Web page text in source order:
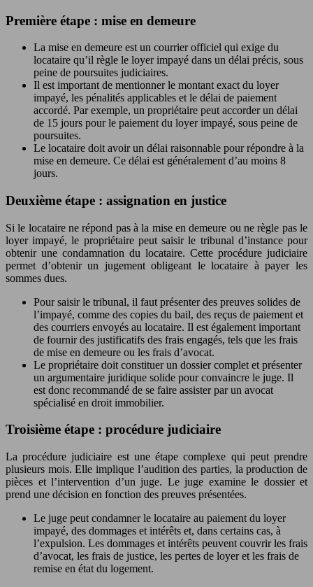
Première étape : mise en demeure
La mise en demeure est un courrier officiel qui exige du
locataire qu’il règle le loyer impayé dans un délai précis, sous
peine de poursuites judiciaires.
Il est important de mentionner le montant exact du loyer
impayé, les pénalités applicables et le délai de paiement
accordé. Par exemple, un propriétaire peut accorder un délai
de 15 jours pour le paiement du loyer impayé, sous peine de
poursuites.
Le locataire doit avoir un délai raisonnable pour répondre à la
mise en demeure. Ce délai est généralement d’au moins 8
jours.
Deuxième étape : assignation en justice
Si le locataire ne répond pas à la mise en demeure ou ne règle pas le
loyer impayé, le propriétaire peut saisir le tribunal d’instance pour
obtenir une condamnation du locataire. Cette procédure judiciaire
permet d’obtenir un jugement obligeant le locataire à payer les
sommes dues.
Pour saisir le tribunal, il faut présenter des preuves solides de
l’impayé, comme des copies du bail, des reçus de paiement et
des courriers envoyés au locataire. Il est également important
de fournir des justificatifs des frais engagés, tels que les frais
de mise en demeure ou les frais d’avocat.
Le propriétaire doit constituer un dossier complet et présenter
un argumentaire juridique solide pour convaincre le juge. Il
est donc recommandé de se faire assister par un avocat
spécialisé en droit immobilier.
Troisième étape : procédure judiciaire
La procédure judiciaire est une étape complexe qui peut prendre
plusieurs mois. Elle implique l’audition des parties, la production de
pièces et l’intervention d’un juge. Le juge examine le dossier et
prend une décision en fonction des preuves présentées.
Le juge peut condamner le locataire au paiement du loyer
impayé, des dommages et intérêts et, dans certains cas, à
l’expulsion. Les dommages et intérêts peuvent couvrir les frais
d’avocat, les frais de justice, les pertes de loyer et les frais de
remise en état du logement.